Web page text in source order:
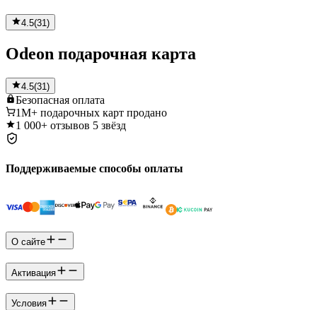
4.5(31 )
Odeon подарочная карта
4.5(31)
Безопасная оплата
1M+ подарочных карт продано
1 000+ отзывов 5 звёзд
Поддерживаемые способы оплаты
О сайте
Активация
Условия